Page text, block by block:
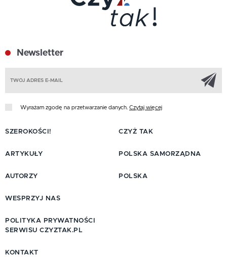
Newsletter
Wyrażam zgodę na przetwarzanie danych. Czytaj więcej
SZEROKOŚCI!
ARTYKUŁY
AUTORZY
CZYŻ TAK
POLSKA SAMORZĄDNA
POLSKA
WESPRZYJ NAS
POLITYKA PRYWATNOŚCI
SERWISU CZYZTAK.PL
KONTAKT